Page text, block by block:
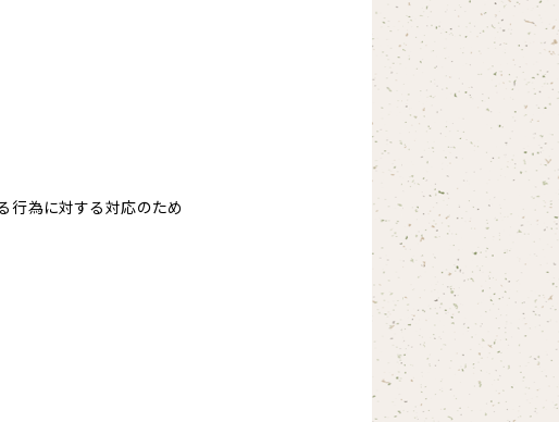
る行為に対する対応のため